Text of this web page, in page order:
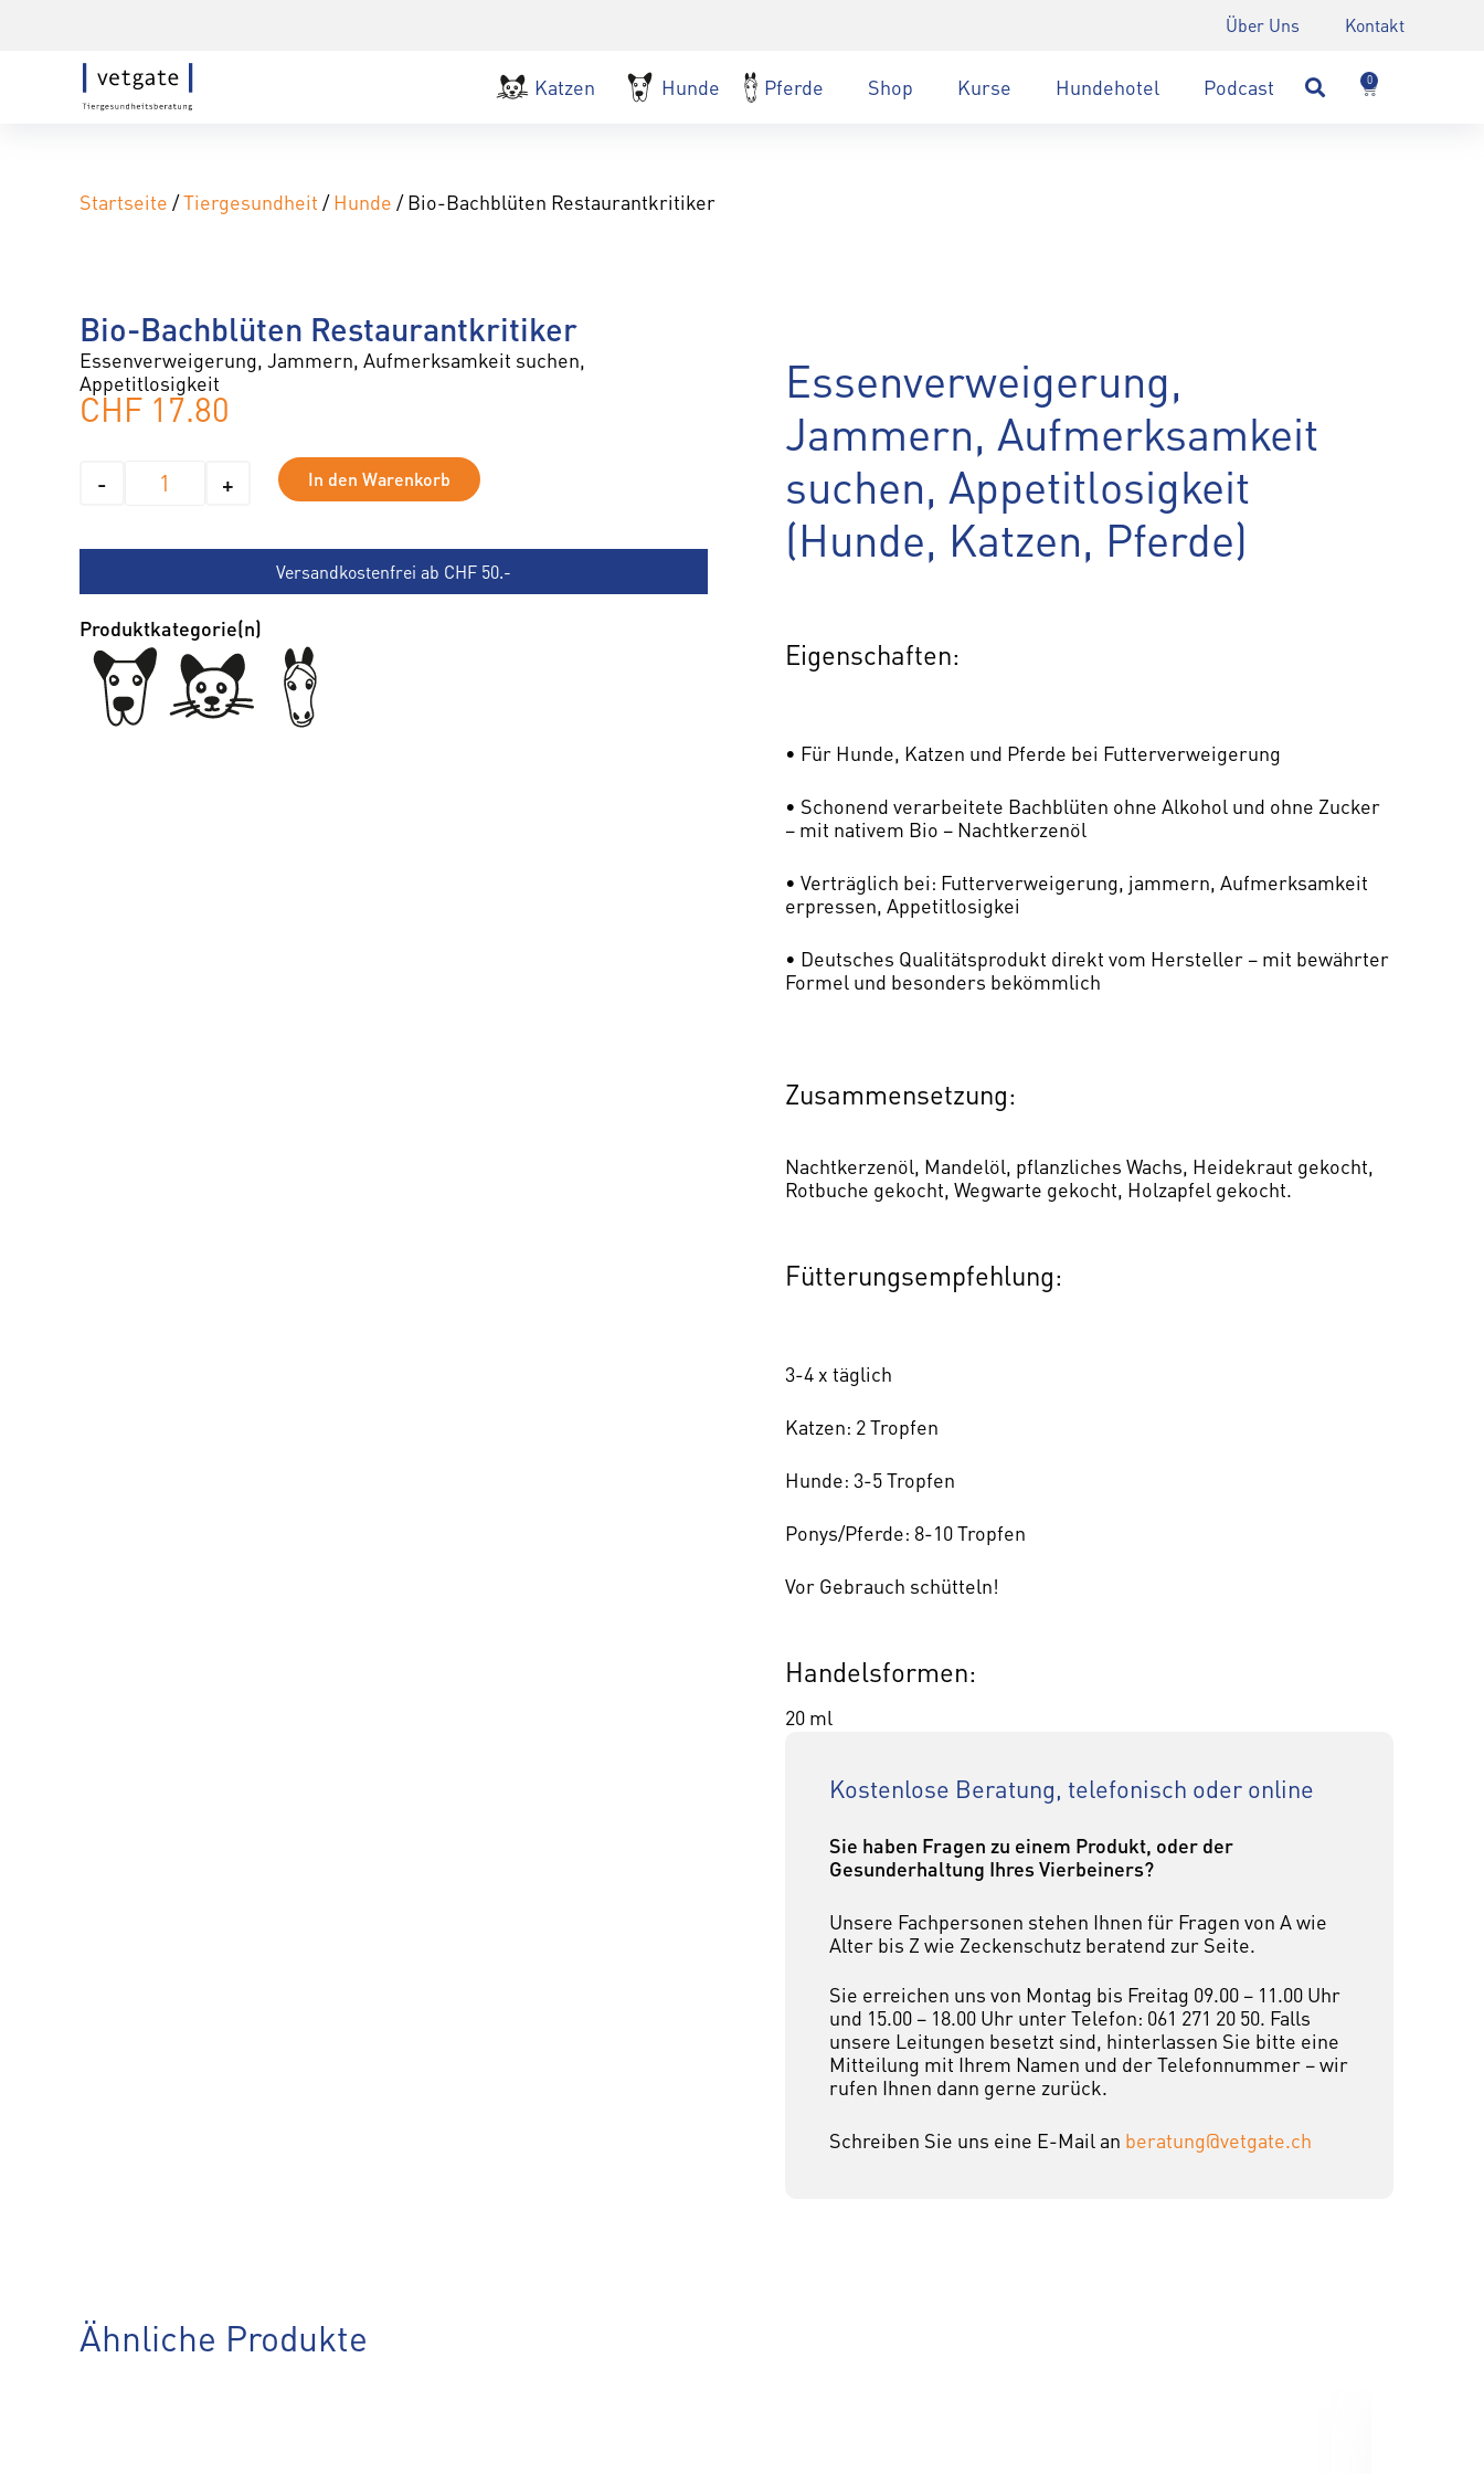
Über Uns Kontakt
Katzen Hunde Pferde Shop Kurse Hundehotel Podcast 0
Startseite /Tiergesundheit /Hunde / Bio-Bachblüten Restaurantkritiker
Bio-Bachblüten Restaurantkritiker
Essenverweigerung, Jammern, Aufmerksamkeit suchen,
Appetitlosigkeit
CHF 17.80
- + In den Warenkorb Alternative:
Versandkostenfrei ab CHF 50.-
Produktkategorie(n)
Essenverweigerung,
Jammern, Aufmerksamkeit
suchen, Appetitlosigkeit
(Hunde, Katzen, Pferde)
Eigenschaften:
• Für Hunde, Katzen und Pferde bei Futterverweigerung
• Schonend verarbeitete Bachblüten ohne Alkohol und ohne Zucker
– mit nativem Bio – Nachtkerzenöl
• Verträglich bei: Futterverweigerung, jammern, Aufmerksamkeit
erpressen, Appetitlosigkei
• Deutsches Qualitätsprodukt direkt vom Hersteller – mit bewährter
Formel und besonders bekömmlich
Zusammensetzung:
Nachtkerzenöl, Mandelöl, pflanzliches Wachs, Heidekraut gekocht,
Rotbuche gekocht, Wegwarte gekocht, Holzapfel gekocht.
Fütterungsempfehlung:
3-4 x täglich
Katzen: 2 Tropfen
Hunde: 3-5 Tropfen
Ponys/Pferde: 8-10 Tropfen
Vor Gebrauch schütteln!
Handelsformen:
20 ml
Kostenlose Beratung, telefonisch oder online
Sie haben Fragen zu einem Produkt, oder der
Gesunderhaltung Ihres Vierbeiners?
Unsere Fachpersonen stehen Ihnen für Fragen von A wie
Alter bis Z wie Zeckenschutz beratend zur Seite.
Sie erreichen uns von Montag bis Freitag 09.00 – 11.00 Uhr
und 15.00 – 18.00 Uhr unter Telefon: 061 271 20 50. Falls
unsere Leitungen besetzt sind, hinterlassen Sie bitte eine
Mitteilung mit Ihrem Namen und der Telefonnummer – wir
rufen Ihnen dann gerne zurück.
Schreiben Sie uns eine E-Mail an beratung@vetgate.ch
Ähnliche Produkte